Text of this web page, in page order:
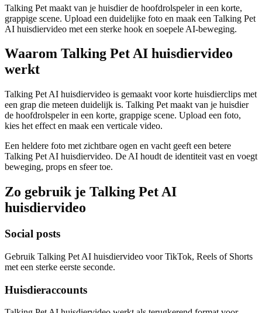
Talking Pet maakt van je huisdier de hoofdrolspeler in een korte,
grappige scene. Upload een duidelijke foto en maak een Talking Pet
AI huisdiervideo met een sterke hook en soepele AI-beweging.
Waarom Talking Pet AI huisdiervideo
werkt
Talking Pet AI huisdiervideo is gemaakt voor korte huisdierclips met
een grap die meteen duidelijk is. Talking Pet maakt van je huisdier
de hoofdrolspeler in een korte, grappige scene. Upload een foto,
kies het effect en maak een verticale video.
Een heldere foto met zichtbare ogen en vacht geeft een betere
Talking Pet AI huisdiervideo. De AI houdt de identiteit vast en voegt
beweging, props en sfeer toe.
Zo gebruik je Talking Pet AI
huisdiervideo
Social posts
Gebruik Talking Pet AI huisdiervideo voor TikTok, Reels of Shorts
met een sterke eerste seconde.
Huisdieraccounts